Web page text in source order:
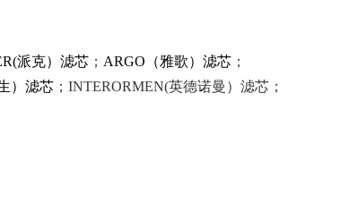
派克）滤芯 ； ARGO（雅歌）滤芯 ；
）滤芯 ；INTERORMEN(英德诺曼）滤芯；